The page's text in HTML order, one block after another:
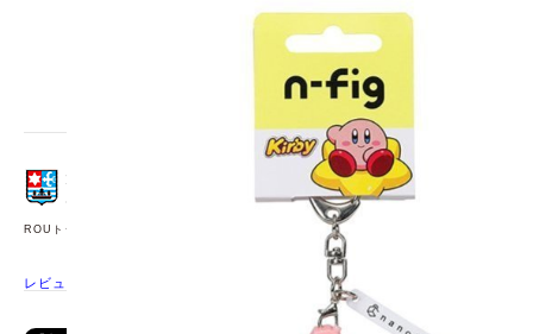
広告文責：R.O.U株式会社 ROUオンラインショップ
ROUトップページ
レビューを書く